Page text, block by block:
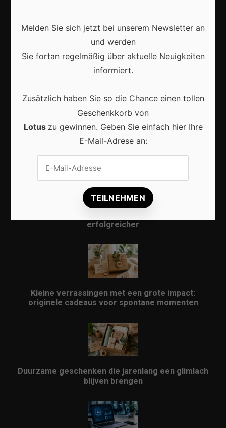
Aktuell
Lokale Suchmaschinenoptimierung bleibt der
Schlüssel für mehr regionale Kunden
Lokales Content-Marketing gewinnt an Bedeutung:
erfolgreicher
Kleine verrassingen met een grote impact:
originele cadeaus voor spontane momenten
Duurzame geschenken die jarenlang een glimlach
blijven brengen
Melden Sie sich jetzt bei unserem Newsletter an
und werden
Sie fortan regelmäßig über aktuelle Neuigkeiten
informiert.
Zusätzlich haben Sie so die Chance einen tollen
Geschenkkorb von
Lotus zu gewinnen. Geben Sie einfach hier Ihre
E-Mail-Adrese an: